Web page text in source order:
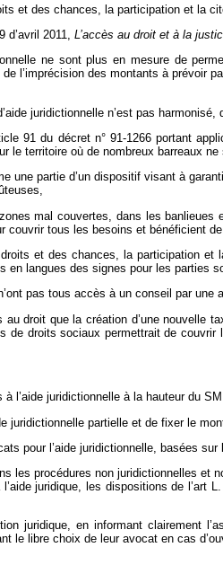
et des chances, la participation et la
2011, L’accès au droit et à la
ne sont plus en mesure de
l’imprécision des montants à prévoir
juridictionnelle n’est pas
91 du décret n° 91-1266 portant
le territoire où de nombreux barreaux
une partie d’un dispositif visant à
mal couvertes, dans les
tous les besoins et bénéficient
et des chances, la participation
langues des signes pour les parties
pas tous accès à un conseil par
au droit que la création d’une
droits sociaux permettrait de
l’aide juridictionnelle à la hauteur du
juridictionnelle partielle et de fixer le
pour l’aide juridictionnelle, basées
les procédures non juridictionnelles
juridique, les dispositions de
juridique, en informant
le libre choix de leur avocat en cas